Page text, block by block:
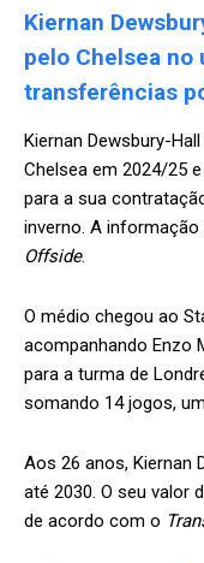
Kiernan
pelo Chelsea
transferências
Kiernan Dewsbury-
Chelsea em 2024/25
para a sua
inverno. A
Offside.
O médio chegou ao
acompanhando Enzo
para a turma de
somando 14 jogos,
Aos 26 anos, Kiernan
até 2030. O seu valor
de acordo com o